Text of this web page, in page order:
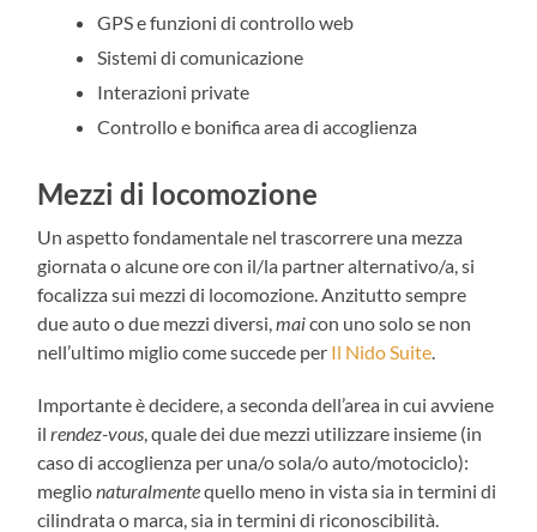
GPS e funzioni di controllo web
Sistemi di comunicazione
Interazioni private
Controllo e bonifica area di accoglienza
Mezzi di locomozione
Un aspetto fondamentale nel trascorrere una mezza
giornata o alcune ore con il/la partner alternativo/a, si
focalizza sui mezzi di locomozione. Anzitutto sempre
due auto o due mezzi diversi,maicon uno solo se non
nell’ultimo miglio come succede per Il Nido Suite
Importante è decidere, a seconda dell’area in cui avviene
ilrendez-vous , quale dei due mezzi utilizzare insieme (in
caso di accoglienza per una/o sola/o auto/motociclo):
meglionaturalmentequello meno in vista sia in termini di
cilindrata o marca, sia in termini di riconoscibilità.